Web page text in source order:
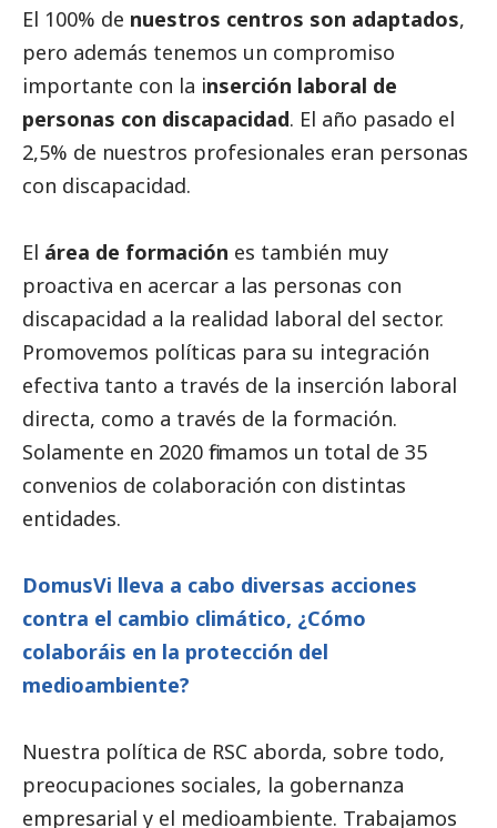
El 100% de nuestros centros son adaptados,
pero además tenemos un compromiso
importante con la inserción laboral de
personas con discapacidad. El año pasado el
2,5% de nuestros profesionales eran personas
con discapacidad.
El área de formación es también muy
proactiva en acercar a las personas con
discapacidad a la realidad laboral del sector.
Promovemos políticas para su integración
efectiva tanto a través de la inserción laboral
directa, como a través de la formación.
Solamente en 2020 firmamos un total de 35
convenios de colaboración con distintas
entidades.
DomusVi lleva a cabo diversas acciones
contra el cambio climático, ¿Cómo
colaboráis en la protección del
medioambiente?
Nuestra política de RSC aborda, sobre todo,
preocupaciones sociales, la gobernanza
empresarial y el medioambiente. Trabajamos